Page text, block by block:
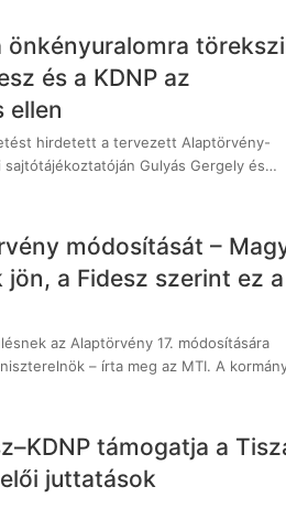
önkényuralomra
és a KDNP az
ellen
hirdetett a tervezett Alaptörvény-
Gulyás Gergely és…
módosítását –
a Fidesz szerint ez a
az Alaptörvény 17. módosítására
– írta meg az MTI. A
támogatja a
juttatások